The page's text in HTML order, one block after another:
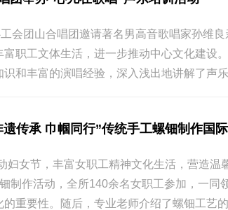
会团山合唱团邀请著名男高音歌唱家孙维
富职工文体生活，进一步推动中心文化建
和丰富的演唱经验，深入浅出地讲解了声
传承 巾帼同行”传统手工螺钿制作国
妇女节，丰富女职工精神文化生活，营造
钿制作活动，全所140余名女职工参加，
重要性。随后，专业老师介绍了螺钿工艺